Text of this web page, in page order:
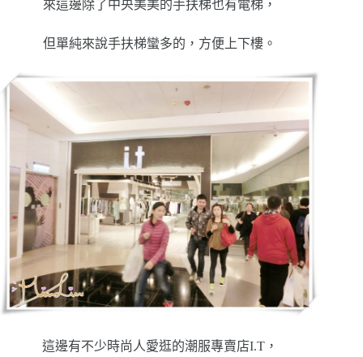
來這邊除了中央美美的手扶梯也有電梯，
但單純來說手扶梯蠻多的，方便上下樓。
這邊有不少時尚人愛逛的潮服專賣店I.T，